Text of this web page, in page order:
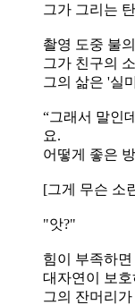
그가 그리는
촬영 도중 불
그가 친구의
그의 삶은 '실
“그래서 말인
요.
어떻게 좋은
[그게 무슨 소
"앗?"
힘이 부족하
대자연이 보
그의 잔머리